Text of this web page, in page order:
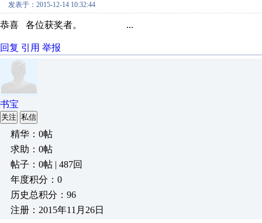
发表于：2015-12-14 10:32:44
恭喜 各位获奖者。 ...
回复 引用 举报
书宝
关注 私信
精华：0帖
求助：0帖
帖子：0帖 | 487回
年度积分：0
历史总积分：96
注册：2015年11月26日